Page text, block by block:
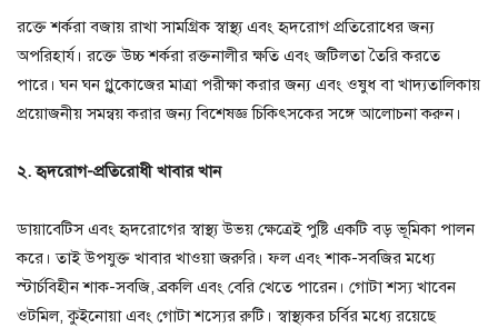
রক্তে শর্করা বজায় রাখা সামগ্রিক স্বাস্থ্য এবং হৃদরোগ প্রতিরোধের জন্য
অপরিহার্য। রক্তে উচ্চ শর্করা রক্তনালীর ক্ষতি এবং জটিলতা তৈরি করতে
পারে। ঘন ঘন গ্লুকোজের মাত্রা পরীক্ষা করার জন্য এবং ওষুধ বা খাদ্যতালিকায়
প্রয়োজনীয় সমন্বয় করার জন্য বিশেষজ্ঞ চিকিৎসকের সঙ্গে আলোচনা করুন।
২. হৃদরোগ-প্রতিরোধী খাবার খান
ডায়াবেটিস এবং হৃদরোগের স্বাস্থ্য উভয় ক্ষেত্রেই পুষ্টি একটি বড় ভূমিকা পালন
করে। তাই উপযুক্ত খাবার খাওয়া জরুরি। ফল এবং শাক-সবজির মধ্যে
স্টার্চবিহীন শাক-সবজি, ব্রকলি এবং বেরি খেতে পারেন। গোটা শস্য খাবেন
ওটমিল, কুইনোয়া এবং গোটা শস্যের রুটি। স্বাস্থ্যকর চর্বির মধ্যে রয়েছে